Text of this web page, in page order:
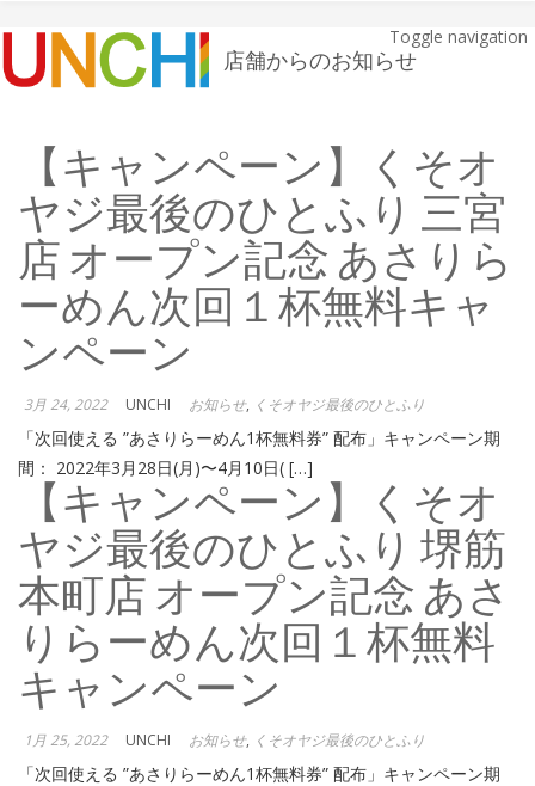
Toggle navigation
店舗からのお知らせ
【キャンペーン】くそオ
ヤジ最後のひとふり 三宮
店 オープン記念 あさりら
ーめん次回１杯無料キャ
ンペーン
3月 24, 2022 UNCHI お知らせ, くそオヤジ最後のひとふり
「次回使える ”あさりらーめん1杯無料券” 配布」キャンペーン期
間： 2022年3月28日(月)〜4月10日( […]
【キャンペーン】くそオ
ヤジ最後のひとふり 堺筋
本町店 オープン記念 あさ
りらーめん次回１杯無料
キャンペーン
1月 25, 2022 UNCHI お知らせ, くそオヤジ最後のひとふり
「次回使える ”あさりらーめん1杯無料券” 配布」キャンペーン期